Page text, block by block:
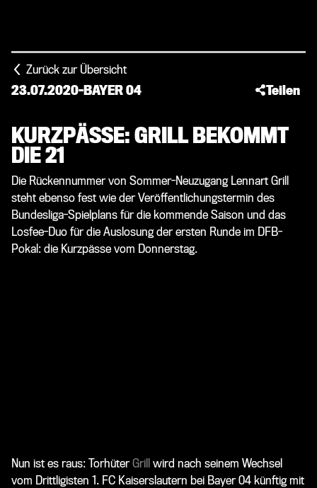
Zurück zur Übersicht
23.07.2020-BAYER 04 Teilen
KURZPÄSSE: GRILL BEKOMMT
DIE 21
Die Rückennummer von Sommer-Neuzugang Lennart Grill
steht ebenso fest wie der Veröffentlichungstermin des
Bundesliga-Spielplans für die kommende Saison und das
Losfee-Duo für die Auslosung der ersten Runde im DFB-
Pokal: die Kurzpässe vom Donnerstag.
Nun ist es raus: TorhüterGrill wird nach seinem Wechsel
vom Drittligisten 1. FC Kaiserslautern bei Bayer 04 künftig mit